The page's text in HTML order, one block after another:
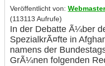
Veröffentlicht von: Webmaster
(113113 Aufrufe)
In der Debatte Ã¼ber
SpezialkrÃ¤fte in
namens der
GrÃ¼nen folgenden